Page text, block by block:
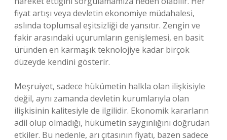
fiyat artışı veya devletin ekonomiye müdahalesi,
aslında toplumsal eşitsizliği de yansıtır. Zengin ve
fakir arasındaki uçurumların genişlemesi, en basit
üründen en karmaşık teknolojiye kadar birçok
düzeyde kendini gösterir.
Meşruiyet, sadece hükümetin halkla olan ilişkisiyle
değil, aynı zamanda devletin kurumlarıyla olan
ilişkisinin kalitesiyle de ilgilidir. Ekonomik kararların
adil olup olmadığı, hükümetin saygınlığını doğrudan
etkiler. Bu nedenle, arı çıtasının fiyatı, bazen sadece